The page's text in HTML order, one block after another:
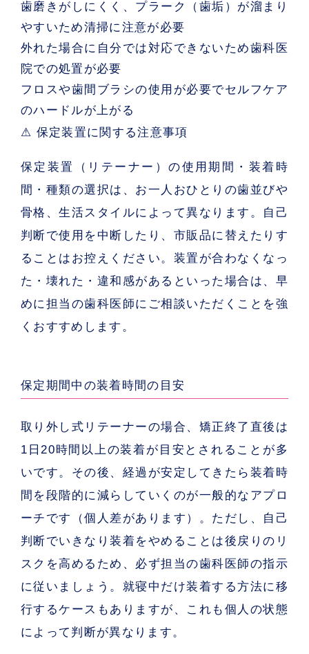
歯磨きがしにくく、プラーク（歯垢）が溜まり
やすいため清掃に注意が必要
外れた場合に自分では対応できないため歯科医
院での処置が必要
フロスや歯間ブラシの使用が必要でセルフケア
のハードルが上がる
⚠ 保定装置に関する注意事項
保定装置（リテーナー）の使用期間・装着時
間・種類の選択は、お一人おひとりの歯並びや
骨格、生活スタイルによって異なります。自己
判断で使用を中断したり、市販品に替えたりす
ることはお控えください。装置が合わなくなっ
た・壊れた・違和感があるといった場合は、早
めに担当の歯科医師にご相談いただくことを強
くおすすめします。
保定期間中の装着時間の目安
取り外し式リテーナーの場合、矯正終了直後は
1日20時間以上の装着が目安とされることが多
いです。その後、経過が安定してきたら装着時
間を段階的に減らしていくのが一般的なアプロ
ーチです（個人差があります）。ただし、 自己
判断でいきなり装着をやめることは後戻りのリ
スクを高める ため、必ず担当の歯科医師の指示
に従いましょう。就寝中だけ装着する方法に移
行するケースもありますが、これも個人の状態
によって判断が異なります。